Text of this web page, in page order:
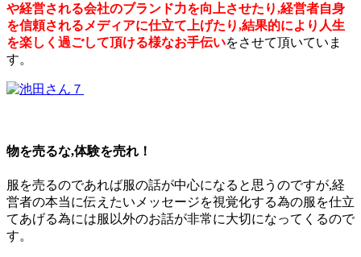
や経営される会社のブランド力を向上させたり,経営者自身
を信頼されるメディアに仕立て上げたり,結果的により人生
を楽しく過ごして頂ける様なお手伝いをさせて頂いていま
す。
物を売るな,体験を売れ！
服を売るのであれば服の話が中心になると思うのですが,経
営者の本当に伝えたいメッセージを視覚化する為の服を仕立
てあげる為には服以外のお話が非常に大切になってくるので
す。